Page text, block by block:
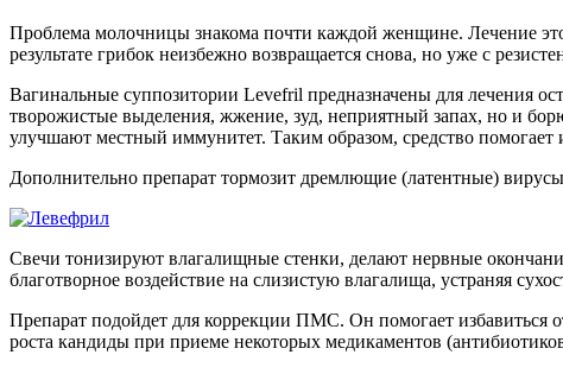
Проблема молочницы знакома почти каждой женщине. Лечение
результате грибок неизбежно возвращается снова, но уже с
Вагинальные суппозитории Levefril предназначены для лечения
творожистые выделения, жжение, зуд, неприятный запах, но и
улучшают местный иммунитет. Таким образом, средство помогает
Дополнительно препарат тормозит дремлющие (латентные)
Свечи тонизируют влагалищные стенки, делают нервные
благотворное воздействие на слизистую влагалища, устраняя
Препарат подойдет для коррекции ПМС. Он помогает избавиться
роста кандиды при приеме некоторых медикаментов